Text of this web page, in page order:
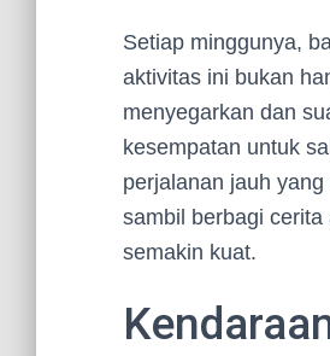
Setiap minggunya,
aktivitas ini bukan
menyegarkan dan
kesempatan untuk
perjalanan jauh
sambil berbagi
semakin kuat.